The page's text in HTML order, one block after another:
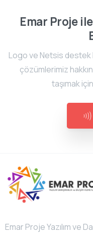
Emar Proje
Logo ve Netsis destek
çözümlerimiz
taşımak
Emar Proje Yazılım ve